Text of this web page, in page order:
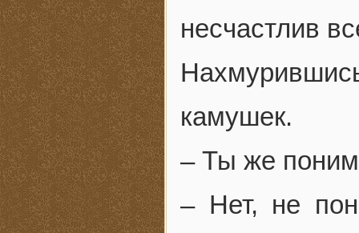
несчастлив
камушек.
– Ты же
– Нет, не